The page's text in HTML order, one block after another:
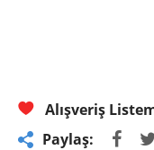
Alışveriş
Paylaş: